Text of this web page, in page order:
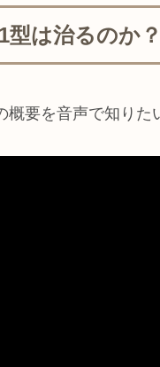
型は治るのか
概要を音声で知りた